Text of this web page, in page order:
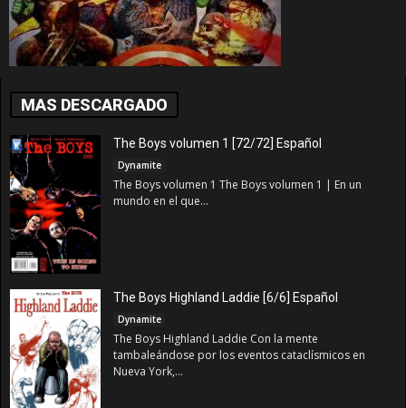
MAS DESCARGADO
The Boys volumen 1 [72/72] Español
Dynamite
The Boys volumen 1 The Boys volumen 1 | En un
mundo en el que...
The Boys Highland Laddie [6/6] Español
Dynamite
The Boys Highland Laddie Con la mente
tambaleándose por los eventos cataclísmicos en
Nueva York,...